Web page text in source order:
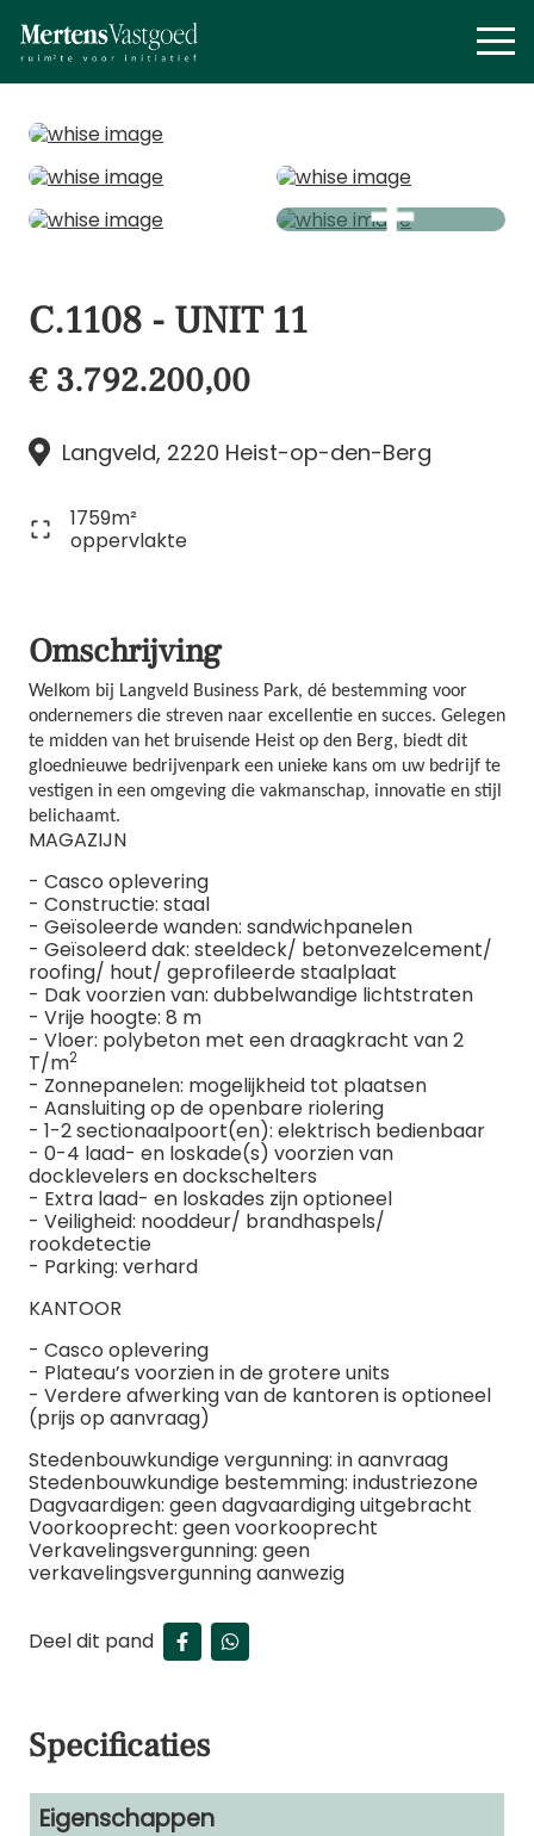
C.1108 - UNIT 11
€ 3.792.200,00
Langveld, 2220 Heist-op-den-Berg
1759m²
oppervlakte
Omschrijving
Welkom bij Langveld Business Park, dé bestemming voor
ondernemers die streven naar excellentie en succes. Gelegen
te midden van het bruisende Heist op den Berg, biedt dit
gloednieuwe bedrijvenpark een unieke kans om uw bedrijf te
vestigen in een omgeving die vakmanschap, innovatie en stijl
belichaamt.
MAGAZIJN
- Casco oplevering
- Constructie: staal
- Geïsoleerde wanden: sandwichpanelen
- Geïsoleerd dak: steeldeck/ betonvezelcement/
roofing/ hout/ geprofileerde staalplaat
- Dak voorzien van: dubbelwandige lichtstraten
- Vrije hoogte: 8 m
- Vloer: polybeton met een draagkracht van 2
T/m2
- Zonnepanelen: mogelijkheid tot plaatsen
- Aansluiting op de openbare riolering
- 1-2 sectionaalpoort(en): elektrisch bedienbaar
- 0-4 laad- en loskade(s) voorzien van
docklevelers en dockschelters
- Extra laad- en loskades zijn optioneel
- Veiligheid: nooddeur/ brandhaspels/
rookdetectie
- Parking: verhard
KANTOOR
- Casco oplevering
- Plateau’s voorzien in de grotere units
- Verdere afwerking van de kantoren is optioneel
(prijs op aanvraag)
Stedenbouwkundige vergunning: in aanvraag
Stedenbouwkundige bestemming: industriezone
Dagvaardigen: geen dagvaardiging uitgebracht
Voorkooprecht: geen voorkooprecht
Verkavelingsvergunning: geen
verkavelingsvergunning aanwezig
Deel dit pand
Specificaties
Eigenschappen